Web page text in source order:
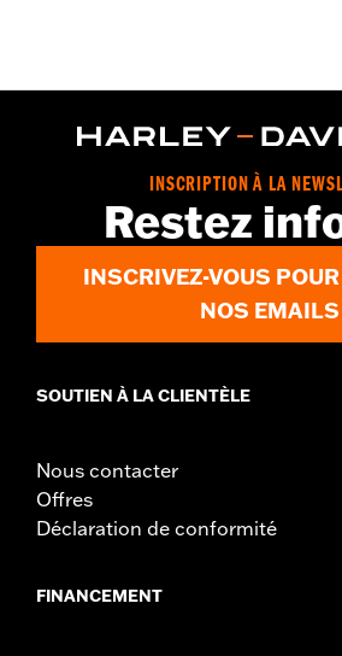
INSCRIPTION À LA
Restez
INSCRIVEZ-VOUS
NOS EMAILS
SOUTIEN À LA CLIENTÈLE
Nous contacter
Offres
Déclaration de conformité
FINANCEMENT